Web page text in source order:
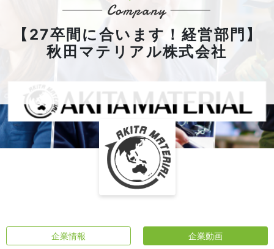
【27卒間に合います！経営部門】
秋田マテリアル株式会社
企業情報 企業動画